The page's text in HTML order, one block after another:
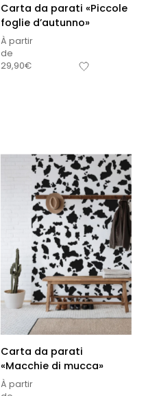
Carta da parati «Piccole
foglie d’autunno»
À partir
de
29,90€
Carta da parati
«Macchie di mucca»
À partir